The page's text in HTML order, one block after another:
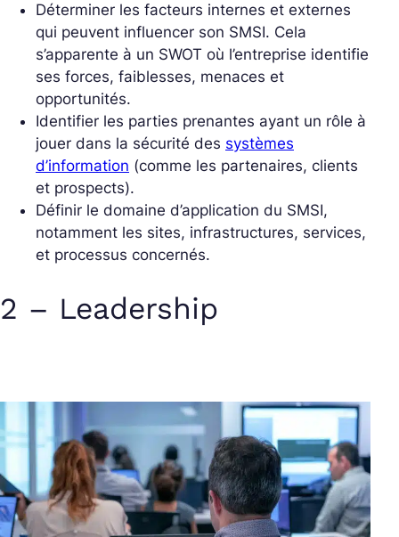
Déterminer les facteurs internes et externes
qui peuvent influencer son SMSI. Cela
s’apparente à un SWOT où l’entreprise identifie
ses forces, faiblesses, menaces et
opportunités.
Identifier les parties prenantes ayant un rôle à
jouer dans la sécurité des systèmes
d’information (comme les partenaires, clients
et prospects).
Définir le domaine d’application du SMSI,
notamment les sites, infrastructures, services,
et processus concernés.
2 – Leadership